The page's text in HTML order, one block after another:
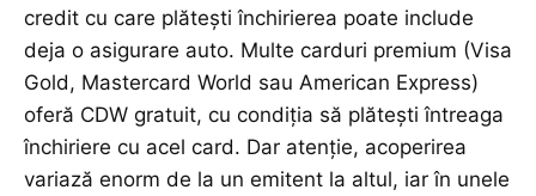
credit cu care plătești închirierea poate include
deja o asigurare auto. Multe carduri premium (Visa
Gold, Mastercard World sau American Express)
oferă CDW gratuit, cu condiția să plătești întreaga
închiriere cu acel card. Dar atenție, acoperirea
variază enorm de la un emitent la altul, iar în unele